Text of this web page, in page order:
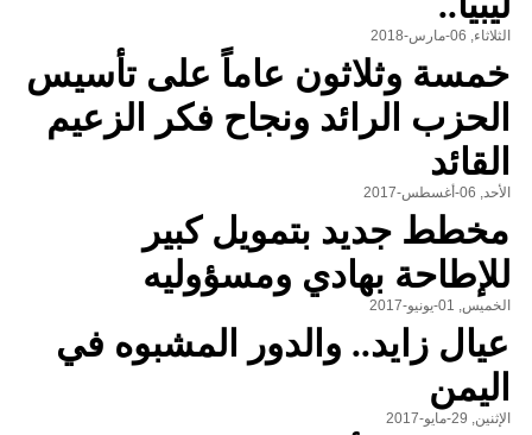
الثلاثاء, 06-مارس-2018
خمسة وثلاثون عاماً على تأسيس
الحزب الرائد ونجاح فكر الزعيم
القائد
الأحد, 06-أغسطس-2017
مخطط جديد بتمويل كبير
للإطاحة بهادي ومسؤوليه
الخميس, 01-يونيو-2017
عيال زايد.. والدور المشبوه في
اليمن
الإثنين, 29-مايو-2017